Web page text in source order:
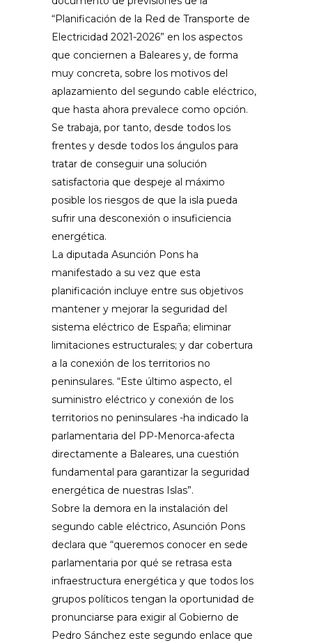
“Planificación de la Red de Transporte de
Electricidad 2021-2026” en los aspectos
que conciernen a Baleares y, de forma
muy concreta, sobre los motivos del
aplazamiento del segundo cable eléctrico,
que hasta ahora prevalece como opción.
Se trabaja, por tanto, desde todos los
frentes y desde todos los ángulos para
tratar de conseguir una solución
satisfactoria que despeje al máximo
posible los riesgos de que la isla pueda
sufrir una desconexión o insuficiencia
energética.
La diputada Asunción Pons ha
manifestado a su vez que esta
planificación incluye entre sus objetivos
mantener y mejorar la seguridad del
sistema eléctrico de España; eliminar
limitaciones estructurales; y dar cobertura
a la conexión de los territorios no
peninsulares. “Este último aspecto, el
suministro eléctrico y conexión de los
territorios no peninsulares -ha indicado la
parlamentaria del PP-Menorca-afecta
directamente a Baleares, una cuestión
fundamental para garantizar la seguridad
energética de nuestras Islas”.
Sobre la demora en la instalación del
segundo cable eléctrico, Asunción Pons
declara que “queremos conocer en sede
parlamentaria por qué se retrasa esta
infraestructura energética y que todos los
grupos políticos tengan la oportunidad de
pronunciarse para exigir al Gobierno de
Pedro Sánchez este segundo enlace que